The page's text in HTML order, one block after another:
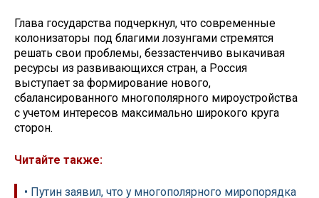
Глава государства подчеркнул, что современные
колонизаторы под благими лозунгами стремятся
решать свои проблемы, беззастенчиво выкачивая
ресурсы из развивающихся стран, а Россия
выступает за формирование нового,
сбалансированного многополярного мироустройства
с учетом интересов максимально широкого круга
сторон.
Читайте также:
• Путин заявил, что у многополярного миропорядка